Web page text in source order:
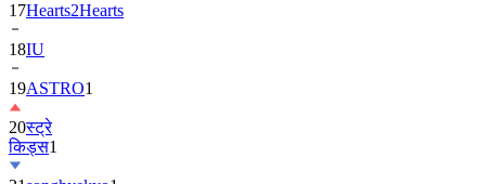
17Hearts2Hearts
18IU
19ASTRO1
20स्ट्रे
किड्स1